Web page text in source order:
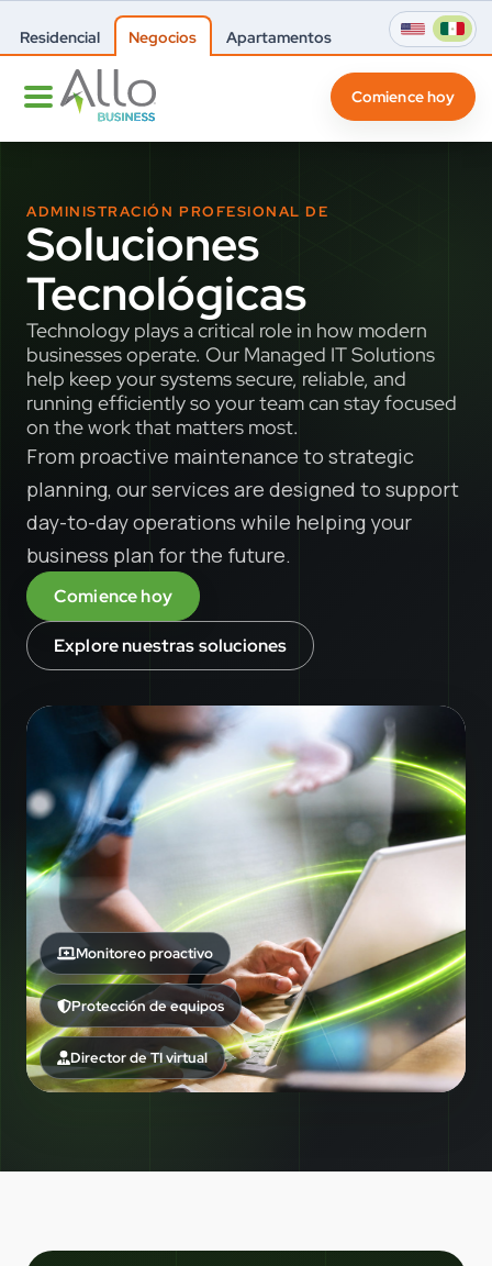
Residencial Negocios Apartamentos
Comience hoy
ADMINISTRACIÓN PROFESIONAL DE
Soluciones
Tecnológicas
Technology plays a critical role in how modern
businesses operate. Our Managed IT Solutions
help keep your systems secure, reliable, and
running efficiently so your team can stay focused
on the work that matters most.
From proactive maintenance to strategic
planning, our services are designed to support
day-to-day operations while helping your
business plan for the future.
Comience hoy
Explore nuestras soluciones
Monitoreo proactivo
Protección de equipos
Director de TI virtual